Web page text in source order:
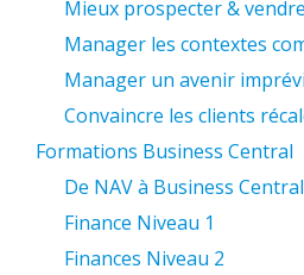
Mieux prospecter &
Manager les contextes
Manager un avenir
Convaincre les clients
Formations Business Central
De NAV à Business Central
Finance Niveau 1
Finances Niveau 2